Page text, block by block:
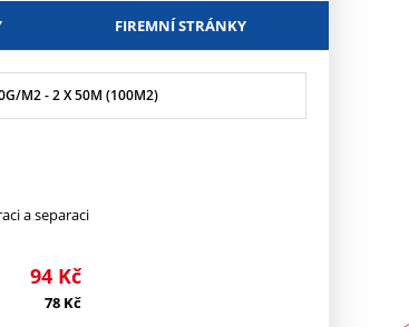
FIREMNÍ STRÁNKY
M2 - 2 X 50M (100M2)
a separaci
94 Kč
78 Kč